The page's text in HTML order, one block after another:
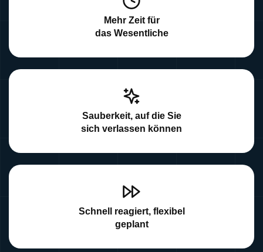
Mehr Zeit für
das Wesentliche
Sauberkeit, auf die Sie
sich verlassen können
Schnell reagiert, flexibel
geplant